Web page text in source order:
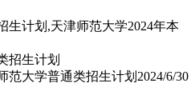
生计划,天津师范大学2024年本
范大学普通类招生计划 2024/6/30